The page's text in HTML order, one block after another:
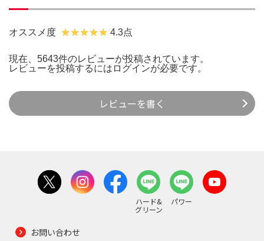
オススメ度 4.3点
現在、5643件のレビューが投稿されています。
レビューを投稿するには ログインが必要です。
レビューを書く
ハード&
グリーン
パワー
お問い合わせ